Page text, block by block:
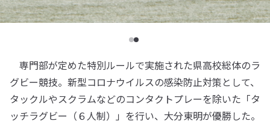
専門部が定めた特別ルールで実施された県高校総体のラ
グビー競技。新型コロナウイルスの感染防止対策として、
タックルやスクラムなどのコンタクトプレーを除いた「タ
ッチラグビー（６人制）」を行い、大分東明が優勝した。